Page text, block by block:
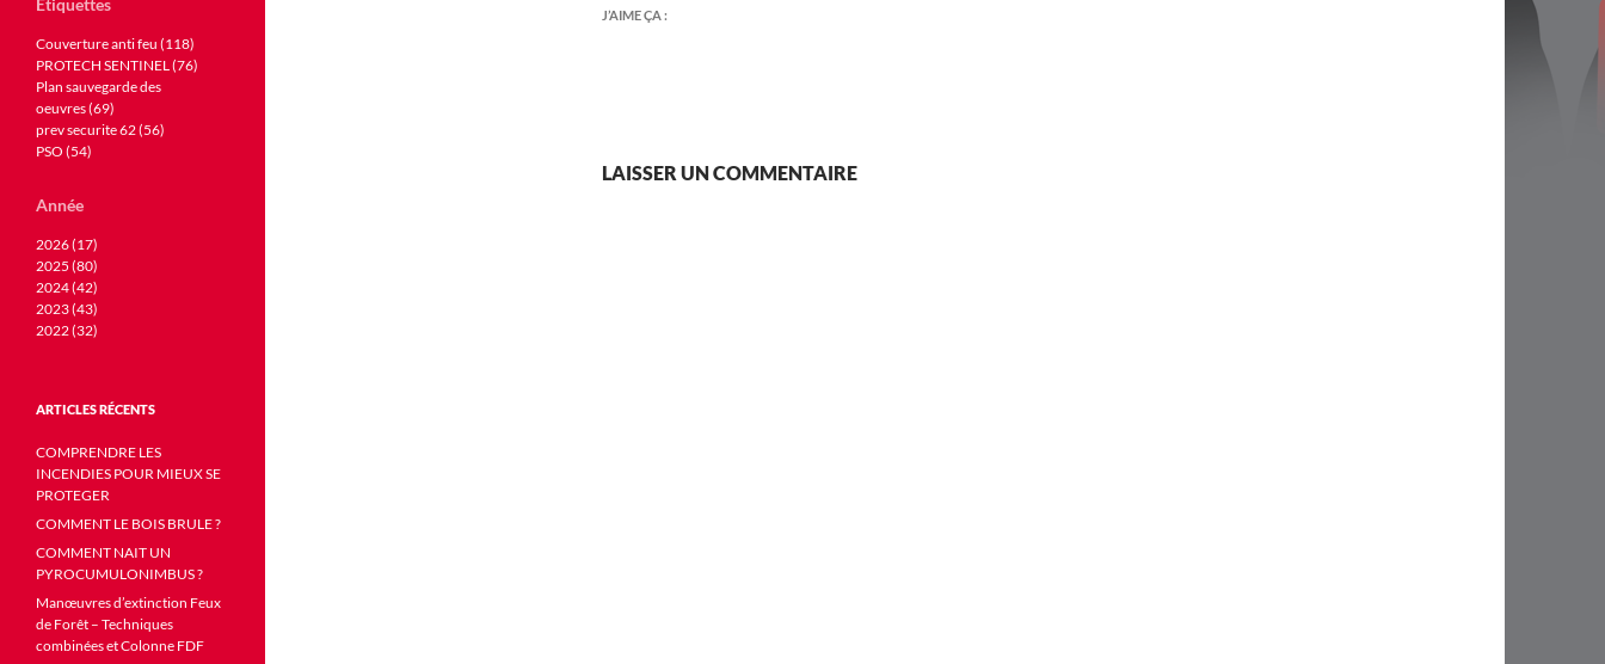
J’AIME ÇA :
LAISSER UN COMMENTAIRE
Étiquettes
Couverture anti feu (118)
PROTECH SENTINEL (76)
Plan sauvegarde des
oeuvres (69)
prev securite 62 (56)
PSO (54)
Année
2026 (17)
2025 (80)
2024 (42)
2023 (43)
2022 (32)
ARTICLES RÉCENTS
COMPRENDRE LES
INCENDIES POUR MIEUX SE
PROTEGER
COMMENT LE BOIS BRULE ?
COMMENT NAIT UN
PYROCUMULONIMBUS ?
Manœuvres d’extinction Feux
de Forêt – Techniques
combinées et Colonne FDF